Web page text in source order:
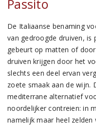
Passito
De Italiaanse benaming
van gedroogde druiven, is
gebeurt op matten of
druiven krijgen door het
slechts een deel ervan
zoete smaak aan de wijn.
mediterrane alternatief
noordelijker contreien: in
namelijk maar heel